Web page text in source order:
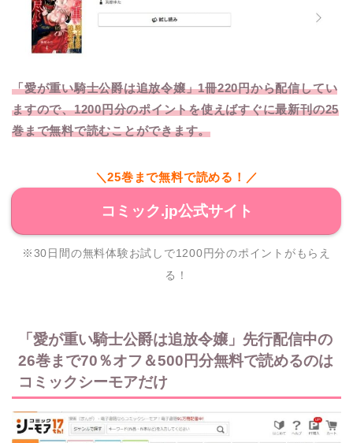
「愛が重い騎士公爵は追放令嬢」1冊220円から配信してい
ますので、1200円分のポイントを使えばすぐに最新刊の25
巻まで無料で読むことができます。
＼25巻まで無料で読める！／
コミック.jp公式サイト
※30日間の無料体験お試しで1200円分のポイントがもらえ
る！
「愛が重い騎士公爵は追放令嬢」先行配信中の
26巻まで70％オフ＆500円分無料で読めるのは
コミックシーモアだけ